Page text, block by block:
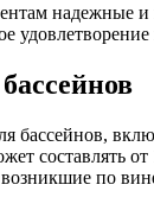
надежные
составлять
по